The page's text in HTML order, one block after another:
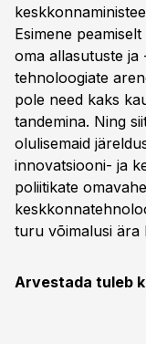
Esimene
oma allasutuste ja
tehnoloogiate
pole need kaks
tandemina. Ning
olulisemaid
innovatsiooni- ja
poliitikate
turu võimalusi ära
Arvestada tuleb